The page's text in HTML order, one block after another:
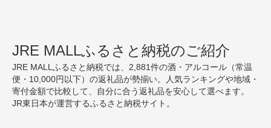
JRE MALLふるさと納税のご紹介
JRE MALLふるさと納税では、2,881件の酒・アルコール（常温
便・10,000円以下）の返礼品が勢揃い。人気ランキングや地域・
寄付金額で比較して、自分に合う返礼品を安心して選べます。
JR東日本が運営するふるさと納税サイト。